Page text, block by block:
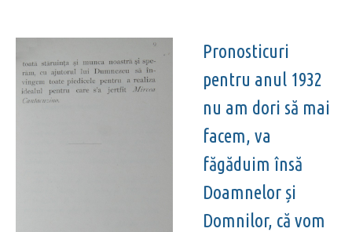
Pronosticuri
pentru anul 1932
nu am dori să mai
facem, va
făgăduim însă
Doamnelor și
Domnilor, că vom